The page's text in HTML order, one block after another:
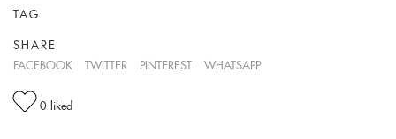
TAG
SHARE
FACEBOOK
TWITTER PINTEREST WHATSAPP
0 liked